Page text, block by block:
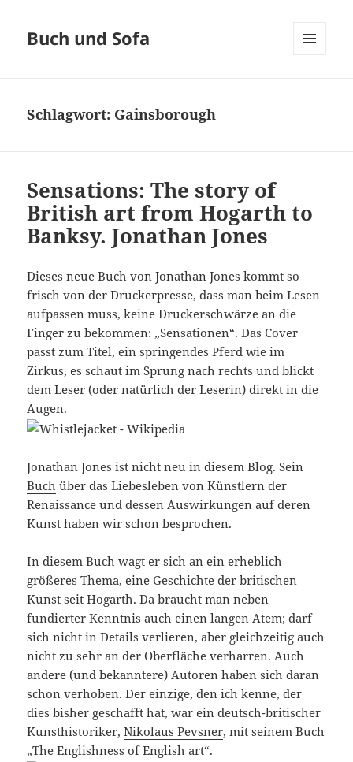
Buch und Sofa
Schlagwort: Gainsborough
Sensations: The story of
British art from Hogarth to
Banksy. Jonathan Jones
Dieses neue Buch von Jonathan Jones kommt so
frisch von der Druckerpresse, dass man beim Lesen
aufpassen muss, keine Druckerschwärze an die
Finger zu bekommen: „Sensationen“. Das Cover
passt zum Titel, ein springendes Pferd wie im
Zirkus, es schaut im Sprung nach rechts und blickt
dem Leser (oder natürlich der Leserin) direkt in die
Augen.
Jonathan Jones ist nicht neu in diesem Blog. Sein
Buch über das Liebesleben von Künstlern der
Renaissance und dessen Auswirkungen auf deren
Kunst haben wir schon besprochen.
In diesem Buch wagt er sich an ein erheblich
größeres Thema, eine Geschichte der britischen
Kunst seit Hogarth. Da braucht man neben
fundierter Kenntnis auch einen langen Atem; darf
sich nicht in Details verlieren, aber gleichzeitig auch
nicht zu sehr an der Oberfläche verharren. Auch
andere (und bekanntere) Autoren haben sich daran
schon verhoben. Der einzige, den ich kenne, der
dies bisher geschafft hat, war ein deutsch-britischer
Kunsthistoriker,Nikolaus Pevsner, mit seinem Buch
„The Englishness of English art“.